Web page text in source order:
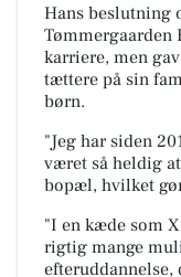
Hans beslutning
Tømmergaarden
karriere, men
tættere på sin
børn.
"Jeg har siden
været så heldig
bopæl, hvilket
"I en kæde som
rigtig mange
efteruddannelse,